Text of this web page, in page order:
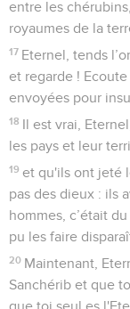
entre les
royaumes de la
17 Eternel, tends
et regarde !
envoyées pour
18 Il est vrai,
les pays et leur
19 et qu'ils ont jeté
pas des dieux : ils
hommes, c’était
pu les faire
20 Maintenant,
Sanchérib et que
que toi seul es